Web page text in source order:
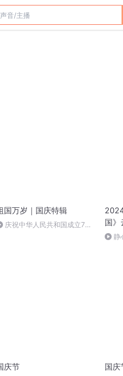
国万岁｜国庆特辑
庆祝中华人民共和国成立73
国》
静
庆节 国庆